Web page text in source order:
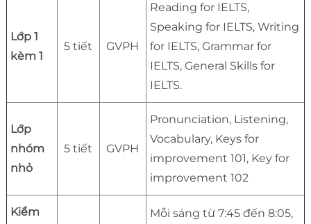
Lớp 1
kèm 1
5 tiết GVPH
Reading for IELTS,
Speaking for IELTS, Writing
for IELTS, Grammar for
IELTS, General Skills for
IELTS.
Lớp
nhóm
nhỏ
5 tiết GVPH
Pronunciation, Listening,
Vocabulary, Keys for
improvement 101, Key for
improvement 102
Kiểm
Mỗi sáng từ 7:45 đến 8:05,